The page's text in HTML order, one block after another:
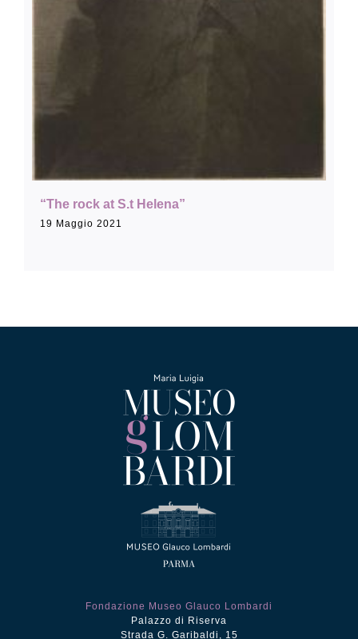
Dona“The rock at S.t Helena”
19 Maggio 2021
Fondazione Museo Glauco Lombardi
Palazzo di Riserva
Strada G. Garibaldi, 15